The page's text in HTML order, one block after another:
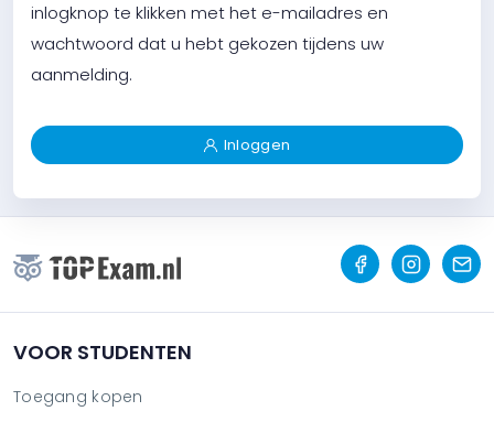
inlogknop te klikken met het e-mailadres en
wachtwoord dat u hebt gekozen tijdens uw
aanmelding.
Inloggen
VOOR STUDENTEN
Toegang kopen